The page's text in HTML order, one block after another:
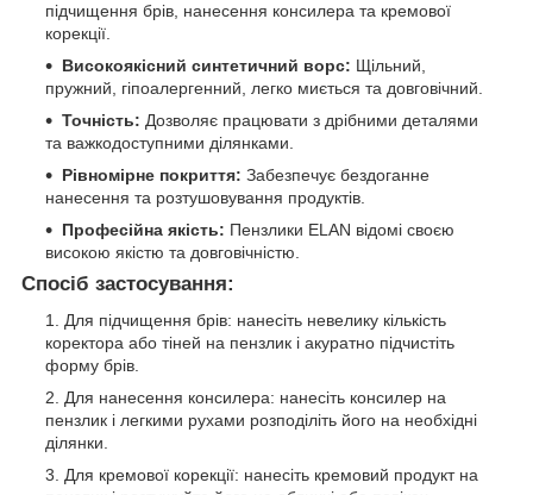
підчищення брів, нанесення консилера та кремової
корекції.
Високоякісний синтетичний ворс: Щільний,
пружний, гіпоалергенний, легко миється та довговічний.
Точність: Дозволяє працювати з дрібними деталями
та важкодоступними ділянками.
Рівномірне покриття: Забезпечує бездоганне
нанесення та розтушовування продуктів.
Професійна якість: Пензлики ELAN відомі своєю
високою якістю та довговічністю.
Спосіб застосування:
Для підчищення брів: нанесіть невелику кількість
коректора або тіней на пензлик і акуратно підчистіть
форму брів.
Для нанесення консилера: нанесіть консилер на
пензлик і легкими рухами розподіліть його на необхідні
ділянки.
Для кремової корекції: нанесіть кремовий продукт на